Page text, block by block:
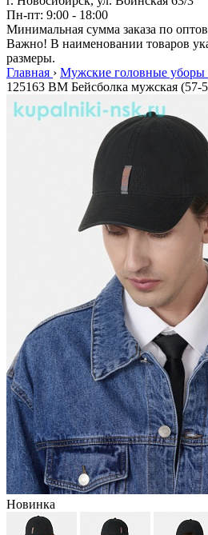
Пн-пт: 9:00 - 18:00
Минимальная сумма заказа по
Важно! В наименовании товаров
размеры.
Главная › Мужские головные уборы
125163 BM Бейсболка мужская (57-
Новинка